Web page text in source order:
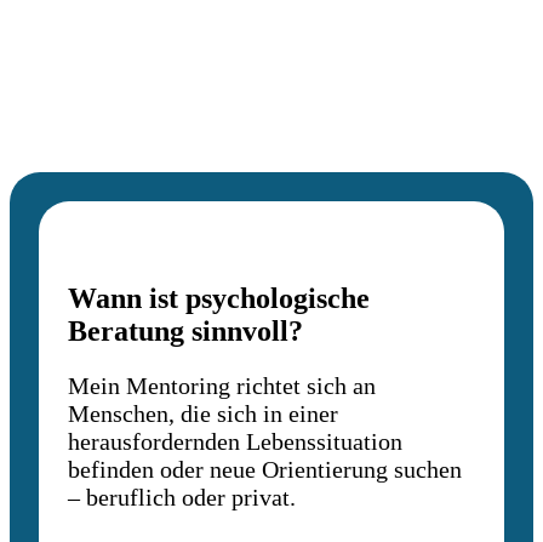
Wann ist psychologische
Beratung sinnvoll?
Mein Mentoring richtet sich an
Menschen, die sich in einer
herausfordernden Lebenssituation
befinden oder neue Orientierung suchen
– beruflich oder privat.